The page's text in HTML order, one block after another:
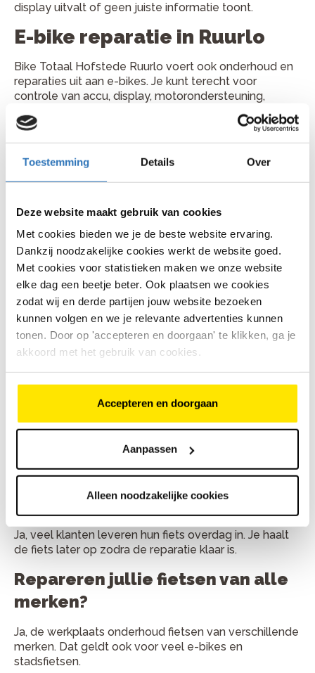
Toestemming Details Over
Deze website maakt gebruik van cookies
Met cookies bieden we je de beste website ervaring.
Dankzij noodzakelijke cookies werkt de website goed.
Met cookies voor statistieken maken we onze website
elke dag een beetje beter. Ook plaatsen we cookies
zodat wij en derde partijen jouw website bezoeken
kunnen volgen en we je relevante advertenties kunnen
tonen. Door op 'accepteren en doorgaan' te klikken, ga je
akkoord met het gebruik van cookies.
Accepteren en doorgaan
Aanpassen
Alleen noodzakelijke cookies
display uitvalt of geen juiste informatie toont.
E-bike reparatie in Ruurlo
Bike Totaal Hofstede Ruurlo voert ook onderhoud en
reparaties uit aan e-bikes. Je kunt terecht voor
controle van accu, display, motorondersteuning,
aandrijving en remmen. Ook wanneer je e-bike minder
ondersteuning geeft of een storing toont, kan de
werkplaats je verder helpen.
Plan je fietsreparatie bij Bike
Je vindt Bike Totaal Hofstede Ruurlo aan Dorpsstraat
35, 7261 AV in Ruurlo. Bellen kan via 0573 450 055.
Kom gerust langs met je fiets of bel vooraf voor een
handig moment.
Veelgestelde vragen
Hoe lang duurt een fietsreparatie
Kleine reparaties duren vaak minder dan een uur. Grote
Kan ik mijn fiets ook inleveren en
later ophalen?
Ja, veel klanten leveren hun fiets overdag in. Je haalt
de fiets later op zodra de reparatie klaar is.
Repareren jullie fietsen van alle
merken?
Ja, de werkplaats onderhoud fietsen van verschillende
merken. Dat geldt ook voor veel e-bikes en
stadsfietsen.